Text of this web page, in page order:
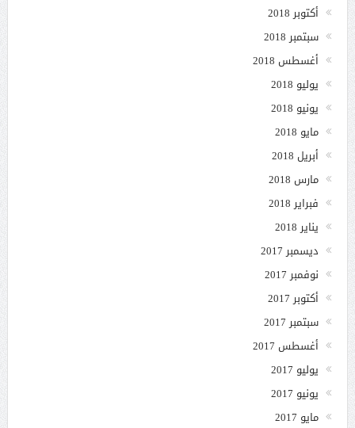
أكتوبر 2018
سبتمبر 2018
أغسطس 2018
يوليو 2018
يونيو 2018
مايو 2018
أبريل 2018
مارس 2018
فبراير 2018
يناير 2018
ديسمبر 2017
نوفمبر 2017
أكتوبر 2017
سبتمبر 2017
أغسطس 2017
يوليو 2017
يونيو 2017
مايو 2017